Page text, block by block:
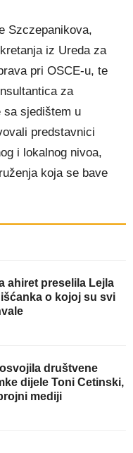
Szczepanikova,
iz Ureda za
pri OSCE-u, te
za
sa sjedištem u
predstavnici
i lokalnog nivoa,
koja se bave
ahiret preselila Lejla
o kojoj su svi
društvene
dijele Toni Cetinski,
mediji